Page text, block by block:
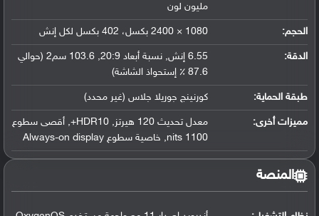
مليون لون
الحجم: 1080 × 2400 بكسل، 402 بكسل لكل إنش
الدقة:
6.55 إنش, نسبة أبعاد 20:9, 103.6 سم2 (حوالي
87.6 ٪ إستحواذ الشاشة)
طبقة الحماية: كورنينج جوريلا جلاس (غير محدد)
مميزات أخرى:
معدل تحديث 120 هيرتز, HDR10+, أقصى سطوع
1100 nits, خاصية سطوع Always-on display
المنصة